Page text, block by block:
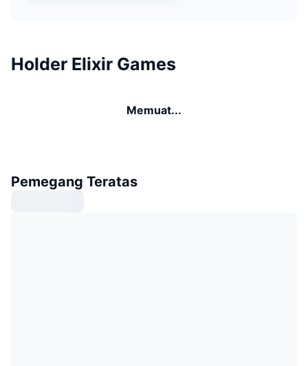
Holder Elixir Games
Memuat...
Pemegang Teratas